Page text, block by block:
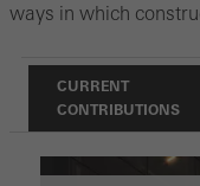
ways in which
CURRENT
CONTRIBUTIONS